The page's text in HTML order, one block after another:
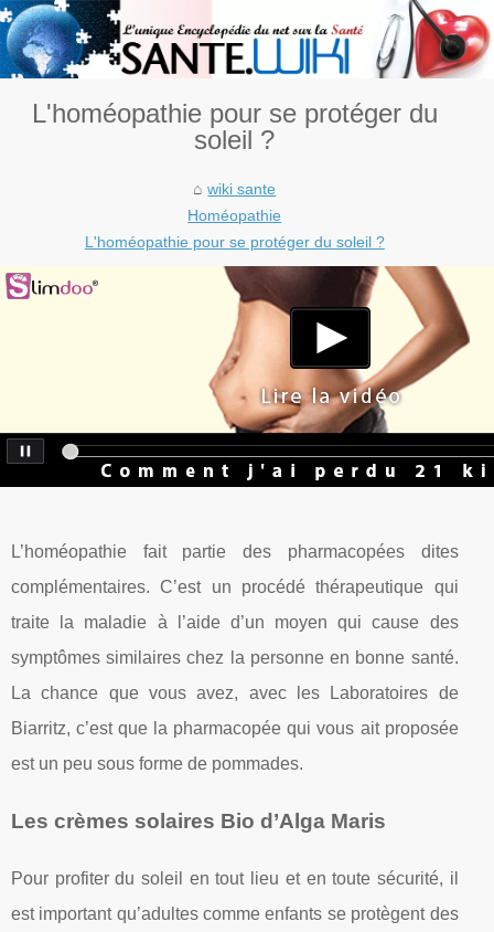
L'homéopathie pour se protéger du
soleil ?
wiki sante
Homéopathie
L'homéopathie pour se protéger du soleil ?
L’homéopathie fait partie des pharmacopées dites
complémentaires. C’est un procédé thérapeutique qui
traite la maladie à l’aide d’un moyen qui cause des
symptômes similaires chez la personne en bonne santé.
La chance que vous avez, avec les Laboratoires de
Biarritz, c’est que la pharmacopée qui vous ait proposée
est un peu sous forme de pommades.
Les crèmes solaires Bio d’Alga Maris
Pour profiter du soleil en tout lieu et en toute sécurité, il
est important qu’adultes comme enfants se protègent des